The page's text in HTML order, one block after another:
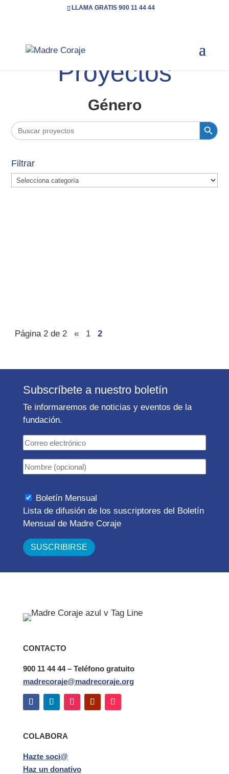
LLAMA GRATIS 900 11 44 44
Inicio
Proyectos
Género
Buscar: Botón de búsqueda
Filtrar
Filtrar
Página 2 de 2 « 1 2
Subscríbete a nuestro boletín
Te informaremos de noticias y eventos de la
fundación.
Boletín Mensual
Lista de difusión de los suscriptores del Boletín
Mensual de Madre Coraje
CONTACTO
900 11 44 44 – Teléfono gratuito
madrecoraje@madrecoraje.org
COLABORA
Hazte soci@
Haz un donativo